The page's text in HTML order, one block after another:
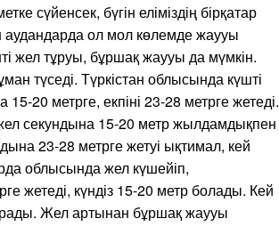
сүйенсек, бүгін еліміздің бірқатар
аудандарда ол мол көлемде жаууы
жел тұруы, бұршақ жаууы да мүмкін.
түседі. Түркістан облысында күшті
20 метрге, екпіні 23-28 метрге жетеді.
секундына 15-20 метр жылдамдықпен
23-28 метрге жетуі ықтимал, кей
облысында жел күшейіп,
жетеді, күндіз 15-20 метр болады. Кей
Жел артынан бұршақ жаууы